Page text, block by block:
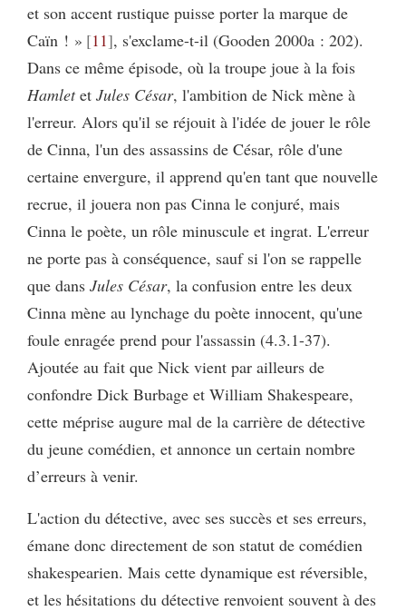
et son accent rustique puisse porter la marque de
Caïn ! » 11 , s'exclame-t-il (Gooden 2000a : 202).
Dans ce même épisode, où la troupe joue à la fois
Hamletet Jules César, l'ambition de Nick mène à
l'erreur. Alors qu'il se réjouit à l'idée de jouer le rôle
de Cinna, l'un des assassins de César, rôle d'une
certaine envergure, il apprend qu'en tant que nouvelle
recrue, il jouera non pas Cinna le conjuré, mais
Cinna le poète, un rôle minuscule et ingrat. L'erreur
ne porte pas à conséquence, sauf si l'on se rappelle
que dans Jules César, la confusion entre les deux
Cinna mène au lynchage du poète innocent, qu'une
foule enragée prend pour l'assassin (4.3.1-37).
Ajoutée au fait que Nick vient par ailleurs de
confondre Dick Burbage et William Shakespeare,
cette méprise augure mal de la carrière de détective
du jeune comédien, et annonce un certain nombre
d’erreurs à venir.
L'action du détective, avec ses succès et ses erreurs,
émane donc directement de son statut de comédien
shakespearien. Mais cette dynamique est réversible,
et les hésitations du détective renvoient souvent à des